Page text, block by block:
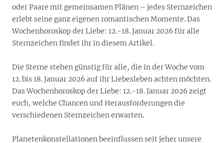
oder Paare mit gemeinsamen Plänen – jedes Sternzeichen
erlebt seine ganz eigenen romantischen Momente. Das
Wochenhoroskop der Liebe: 12.-18. Januar 2026 für alle
Sternzeichen findet ihr in diesem Artikel.
Die Sterne stehen günstig für alle, die in der Woche vom
12. bis 18. Januar 2026 auf ihr Liebesleben achten möchten.
Das Wochenhoroskop der Liebe: 12.-18. Januar 2026 zeigt
euch, welche Chancen und Herausforderungen die
verschiedenen Sternzeichen erwarten.
Planetenkonstellationen beeinflussen seit jeher unsere